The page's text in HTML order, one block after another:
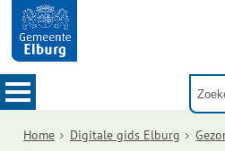
Home Digitale gids Elburg